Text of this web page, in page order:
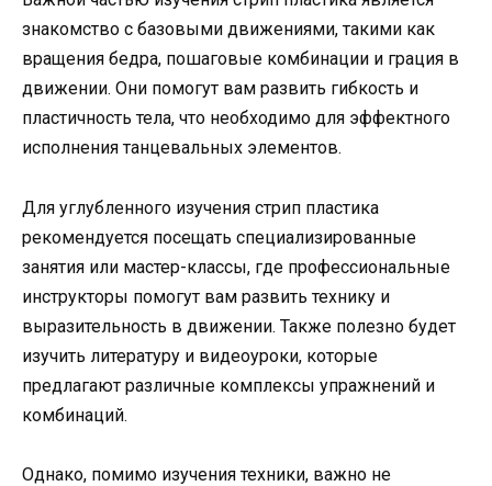
знакомство с базовыми движениями, такими как
вращения бедра, пошаговые комбинации и грация в
движении. Они помогут вам развить гибкость и
пластичность тела, что необходимо для эффектного
исполнения танцевальных элементов.
Для углубленного изучения стрип пластика
рекомендуется посещать специализированные
занятия или мастер-классы, где профессиональные
инструкторы помогут вам развить технику и
выразительность в движении. Также полезно будет
изучить литературу и видеоуроки, которые
предлагают различные комплексы упражнений и
комбинаций.
Однако, помимо изучения техники, важно не